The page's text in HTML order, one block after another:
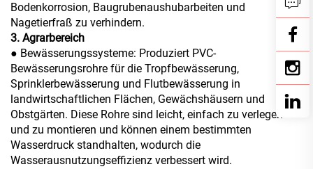
Bodenkorrosion, Baugrubenaushubarbeiten und
Nagetierfraß zu verhindern.
3. Agrarbereich
● Bewässerungssysteme: Produziert PVC-
Bewässerungsrohre für die Tropfbewässerung,
Sprinklerbewässerung und Flutbewässerung in
landwirtschaftlichen Flächen, Gewächshäusern und
Obstgärten. Diese Rohre sind leicht, einfach zu verlegen
und zu montieren und können einem bestimmten
Wasserdruck standhalten, wodurch die
Wasserausnutzungseffizienz verbessert wird.